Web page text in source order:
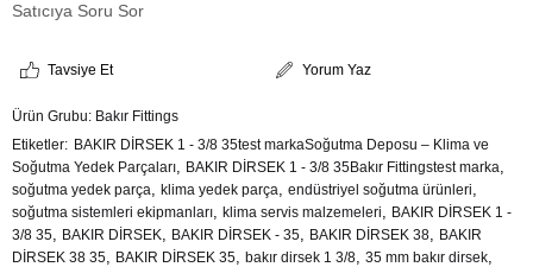
Satıcıya Soru Sor
Tavsiye Et Yorum Yaz
Ürün Grubu: Bakır Fittings
Etiketler
BAKIR DİRSEK 1 - 3/8 35test markaSoğutma Deposu – Klima ve
Soğutma Yedek Parçaları, BAKIR DİRSEK 1 - 3/8 35Bakır Fittingstest marka,
soğutma yedek parça, klima yedek parça, endüstriyel soğutma ürünleri,
soğutma sistemleri ekipmanları, klima servis malzemeleri, BAKIR DİRSEK 1 -
3/8 35, BAKIR DİRSEK, BAKIR DİRSEK - 35, BAKIR DİRSEK 38, BAKIR
DİRSEK 38 35, BAKIR DİRSEK 35, bakır dirsek 1 3/8, 35 mm bakır dirsek,